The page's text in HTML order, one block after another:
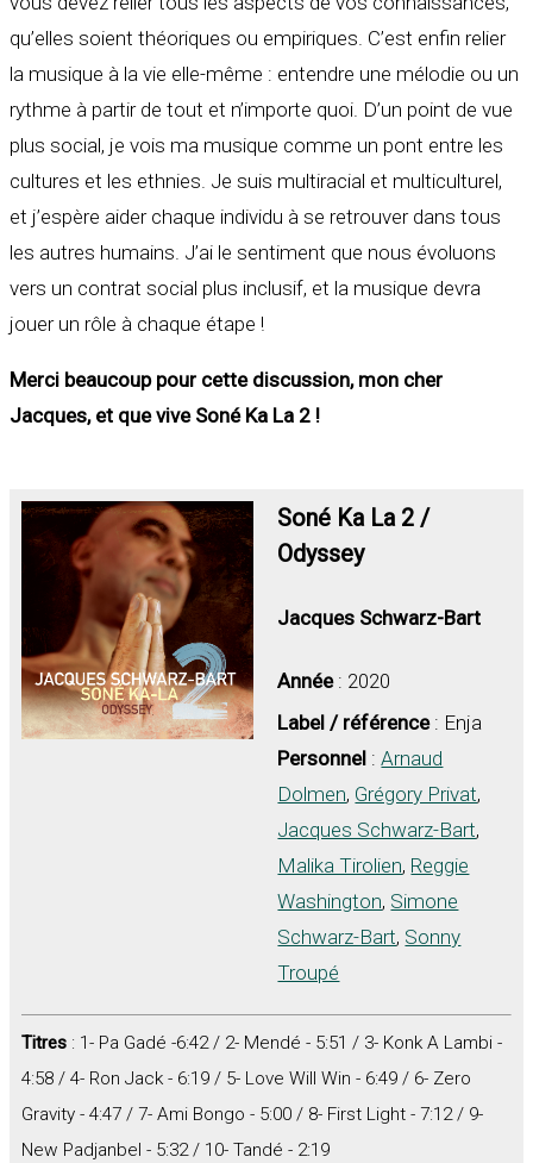
qu’elles soient théoriques ou empiriques. C’est enfin relier
la musique à la vie elle-même : entendre une mélodie ou un
rythme à partir de tout et n’importe quoi. D’un point de vue
plus social, je vois ma musique comme un pont entre les
cultures et les ethnies. Je suis multiracial et multiculturel,
et j’espère aider chaque individu à se retrouver dans tous
les autres humains. J’ai le sentiment que nous évoluons
vers un contrat social plus inclusif, et la musique devra
jouer un rôle à chaque étape !
Merci beaucoup pour cette discussion, mon cher
Jacques, et que vive Soné Ka La 2 !
Soné Ka La 2 /
Odyssey
Jacques Schwarz-Bart
Année: 2020
Label / référence: Enja
Personnel :Arnaud
Dolmen, Grégory Privat,
Jacques Schwarz-Bart,
Malika Tirolien, Reggie
Washington, Simone
Schwarz-Bart, Sonny
Troupé
Titres : 1- Pa Gadé -6:42 / 2- Mendé - 5:51 / 3- Konk A Lambi -
4:58 / 4- Ron Jack - 6:19 / 5- Love Will Win - 6:49 / 6- Zero
Gravity - 4:47 / 7- Ami Bongo - 5:00 / 8- First Light - 7:12 / 9-
New Padjanbel - 5:32 / 10- Tandé - 2:19